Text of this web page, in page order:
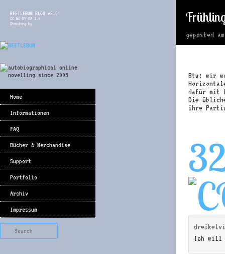
BEETLEBUM BLOG v3.0
CC NC-BY-SA 3.0
Standing by
Home
Informationen
FAQ
Bücher & Merchandise
Support
Portfolio
Archiv
Impressum
geposted
Btw: wir
dafür mit
Die
ihre
Ich will